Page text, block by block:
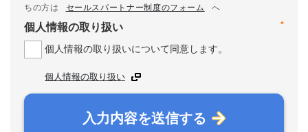
ちの方は
セールスパートナー制度のフォーム
へ
*
個人情報の取り扱い
個人情報の取り扱いについて同意します。
個人情報の取り扱い
入力内容を送信する